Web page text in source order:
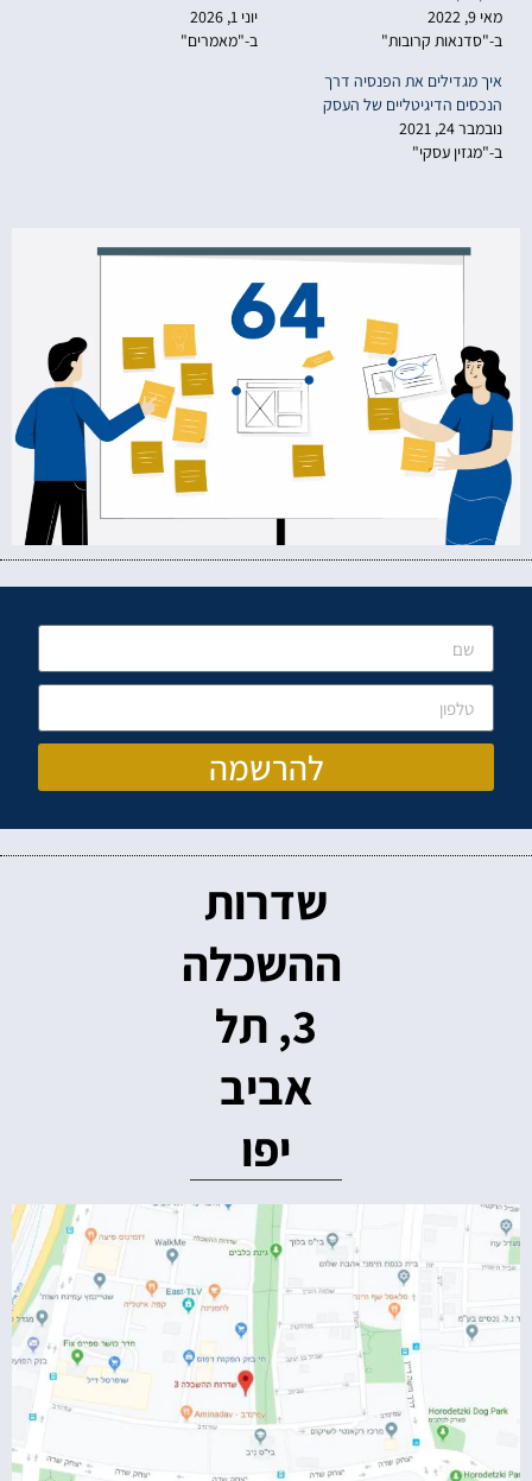
מאי 9, 2022
ב-"סדנאות קרובות"
יוני 1, 2026
ב-"מאמרים"
איך מגדילים את הפנסיה דרך
הנכסים הדיגיטליים של העסק
נובמבר 24, 2021
ב-"מגזין עסקי"
להרשמה
שדרות
ההשכלה
3, תל
אביב
יפו‭